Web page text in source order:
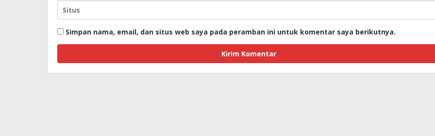
Simpan nama, email, dan situs web saya pada peramban ini untuk komentar saya berikutnya.